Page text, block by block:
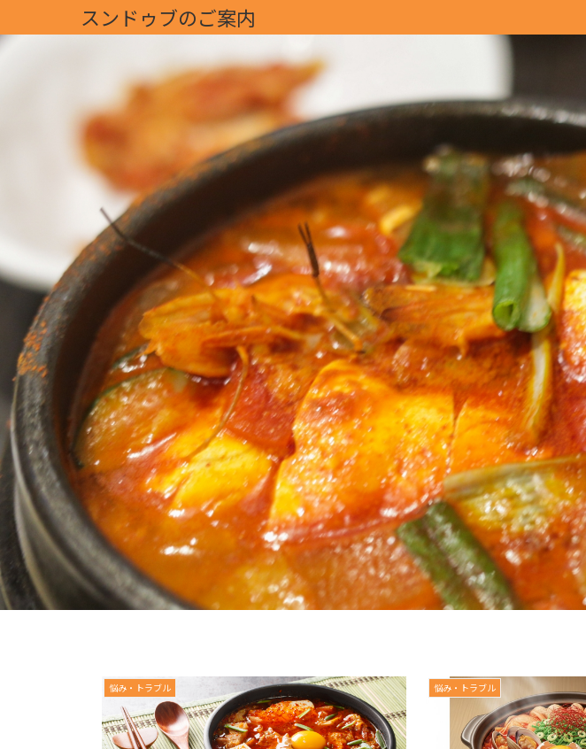
スンドゥブのご案内
悩み・トラブル 悩み・トラブル